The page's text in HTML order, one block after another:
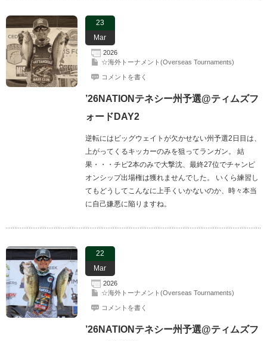
23
Mar
2026
☆海外トーナメント(Overseas Tournaments)
コメントを書く
’26NATIONテネシー州予選@ティムズフ
ォードDAY2
逆転にはビッグウェイトが欠かせない州予選2日目は、
上がってくるキッカーのみを狙ってランガン。 結
果・・・チビ2本のみで大撃沈、最終27位でチャンピ
オンシップ出場権は獲れませんでした。 いくら練習し
てもどうしてこんなに上手くいかないのか、時々本当
に自己嫌悪に陥りますね。
22
Mar
2026
☆海外トーナメント(Overseas Tournaments)
コメントを書く
’26NATIONテネシー州予選@ティムズフ